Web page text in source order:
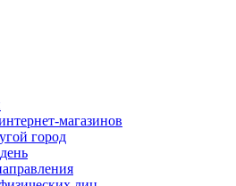
магазинов
город